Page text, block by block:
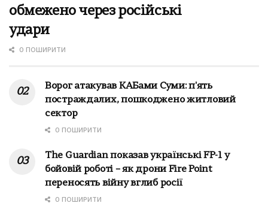
обмежено через російські
удари
0 ПОШИРИТИ
Ворог атакував КАБами Суми: п'ять
постраждалих, пошкоджено житловий
сектор
0 ПОШИРИТИ
The Guardian показав українські FP-1 у
бойовій роботі – як дрони Fire Point
переносять війну вглиб росії
0 ПОШИРИТИ